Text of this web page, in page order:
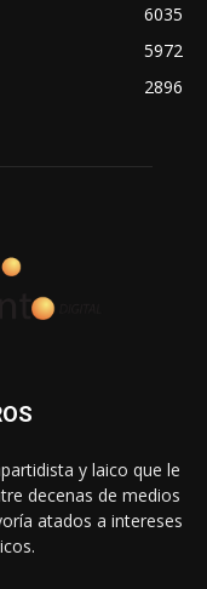
6035
5972
2896
y laico que le
decenas de medios
atados a intereses